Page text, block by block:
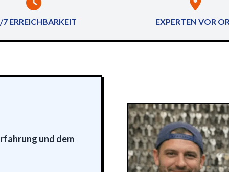
ERREICHBARKEIT EXPERTEN VOR
und dem